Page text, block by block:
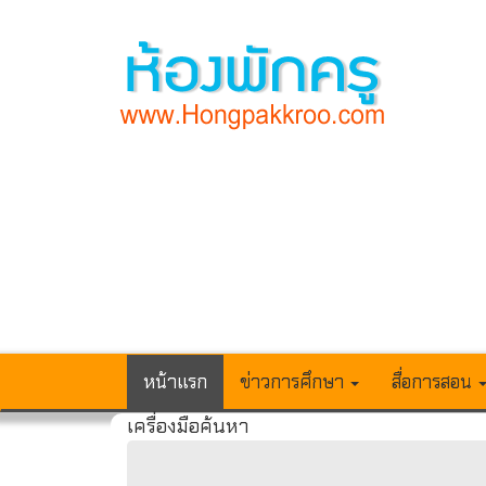
หน้าแรก ข่าวการศึกษา สื่อการสอน
เครื่องมือค้นหา